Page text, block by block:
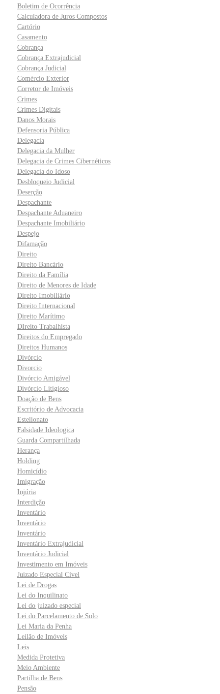
Boletim de Ocorrência
Calculadora de Juros Compostos
Cartório
Casamento
Cobrança
Cobrança Extrajudicial
Cobrança Judicial
Comércio Exterior
Corretor de Imóveis
Crimes
Crimes Digitais
Danos Morais
Defensoria Pública
Delegacia
Delegacia da Mulher
Delegacia de Crimes Cibernéticos
Delegacia do Idoso
Desbloqueio Judicial
Deserção
Despachante
Despachante Aduaneiro
Despachante Imobiliário
Despejo
Difamação
Direito
Direito Bancário
Direito da Família
Direito de Menores de Idade
Direito Imobiliário
Direito Internacional
Direito Marítimo
DIreito Trabalhista
Direitos do Empregado
Direitos Humanos
Divórcio
Divorcio
Divórcio Amigável
Divórcio Litigioso
Doação de Bens
Escritório de Advocacia
Estelionato
Falsidade Ideologica
Guarda Compartilhada
Herança
Holding
Homicídio
Imigração
Injúria
Interdição
Inventário
Inventário
Inventário
Inventário Extrajudicial
Inventário Judicial
Investimento em Imóveis
Juizado Especial Cível
Lei de Drogas
Lei do Inquilinato
Lei do juizado especial
Lei do Parcelamento de Solo
Lei Maria da Penha
Leilão de Imóveis
Leis
Medida Protetiva
Meio Ambiente
Partilha de Bens
Pensão